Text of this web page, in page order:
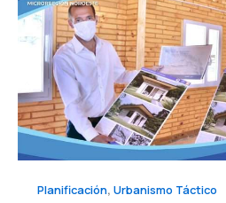
Planificación, Urbanismo Táctico